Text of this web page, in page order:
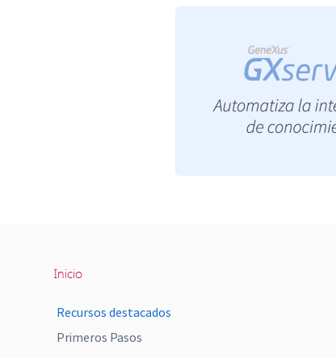
Inicio
Recursos destacados
Primeros Pasos